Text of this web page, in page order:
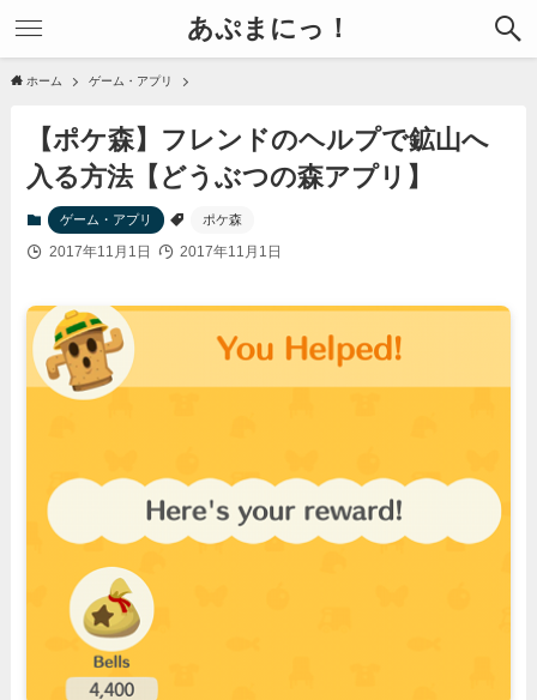
あぷまにっ！
ホーム ゲーム・アプリ
【ポケ森】フレンドのヘルプで鉱山へ
入る方法【どうぶつの森アプリ】
ゲーム・アプリ ポケ森
2017年11月1日 2017年11月1日